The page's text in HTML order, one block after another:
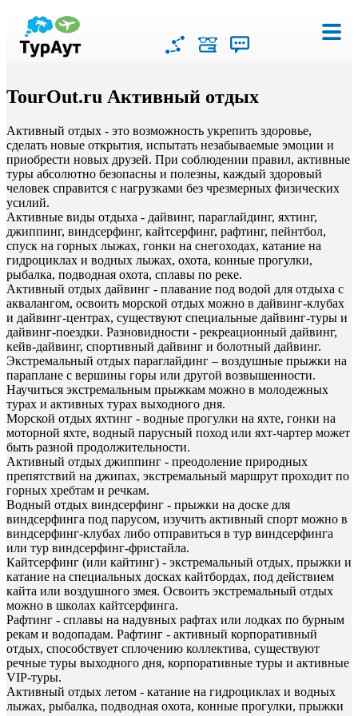
TourOut.ru Активный отдых
Активный отдых - это возможность укрепить здоровье,
сделать новые открытия, испытать незабываемые эмоции и
приобрести новых друзей. При соблюдении правил, активные
туры абсолютно безопасны и полезны, каждый здоровый
человек справится с нагрузками без чрезмерных физических
усилий.
Активные виды отдыха - дайвинг, параглайдинг, яхтинг,
джиппинг, виндсерфинг, кайтсерфинг, рафтинг, пейнтбол,
спуск на горных лыжах, гонки на снегоходах, катание на
гидроциклах и водных лыжах, охота, конные прогулки,
рыбалка, подводная охота, сплавы по реке.
Активный отдых дайвинг - плавание под водой для отдыха с
аквалангом, освоить морской отдых можно в дайвинг-клубах
и дайвинг-центрах, существуют специальные дайвинг-туры и
дайвинг-поездки. Разновидности - рекреационный дайвинг,
кейв-дайвинг, спортивный дайвинг и болотный дайвинг.
Экстремальный отдых параглайдинг – воздушные прыжки на
параплане с вершины горы или другой возвышенности.
Научиться экстремальным прыжкам можно в молодежных
турах и активных турах выходного дня.
Морской отдых яхтинг - водные прогулки на яхте, гонки на
моторной яхте, водный парусный поход или яхт-чартер может
быть разной продолжительности.
Активный отдых джиппинг - преодоление природных
препятствий на джипах, экстремальный маршрут проходит по
горных хребтам и речкам.
Водный отдых виндсерфинг - прыжки на доске для
виндсерфинга под парусом, изучить активный спорт можно в
виндсерфинг-клубах либо отправиться в тур виндсерфинга
или тур виндсерфинг-фристайла.
Кайтсерфинг (или кайтинг) - экстремальный отдых, прыжки и
катание на специальных досках кайтбордах, под действием
кайта или воздушного змея. Освоить экстремальный отдых
можно в школах кайтсерфинга.
Рафтинг - сплавы на надувных рафтах или лодках по бурным
рекам и водопадам. Рафтинг - активный корпоративный
отдых, способствует сплочению коллектива, существуют
речные туры выходного дня, корпоративные туры и активные
VIP-туры.
Активный отдых летом - катание на гидроциклах и водных
лыжах, рыбалка, подводная охота, конные прогулки, прыжки